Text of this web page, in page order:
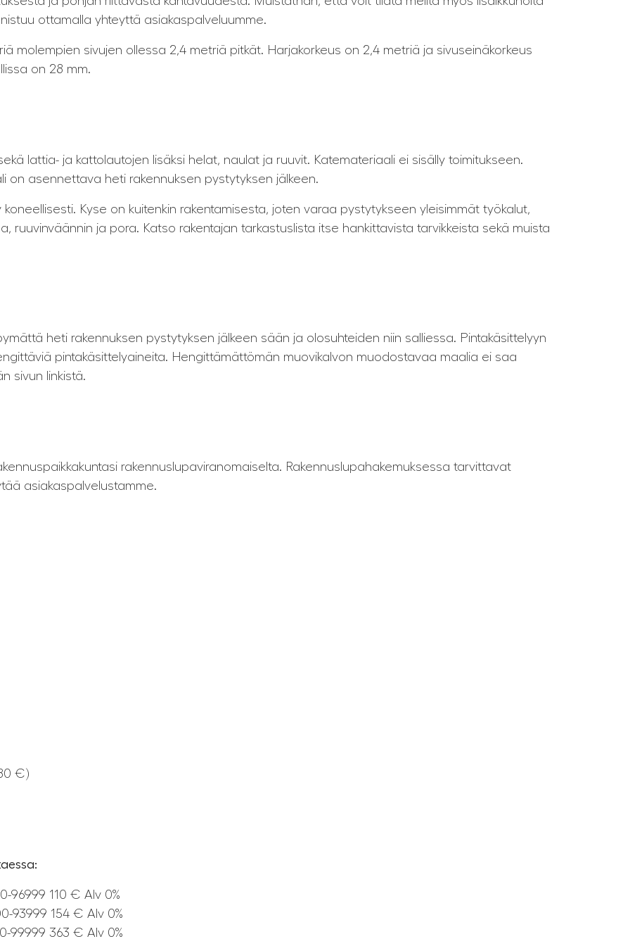
ottamalla yhteyttä asiakaspalveluumme.
molempien sivujen ollessa 2,4 metriä pitkät. Harjakorkeus on 2,4 metriä ja sivuseinäkorkeus
on 28 mm.
lattia- ja kattolautojen lisäksi helat, naulat ja ruuvit. Katemateriaali ei sisälly toimitukseen.
on asennettava heti rakennuksen pystytyksen jälkeen.
Kyse on kuitenkin rakentamisesta, joten varaa pystytykseen yleisimmät työkalut,
ruuvinväännin ja pora. Katso rakentajan tarkastuslista itse hankittavista tarvikkeista sekä muista
heti rakennuksen pystytyksen jälkeen sään ja olosuhteiden niin salliessa. Pintakäsittelyyn
pintakäsittelyaineita. Hengittämättömän muovikalvon muodostavaa maalia ei saa
sivun linkistä.
rakennuslupaviranomaiselta. Rakennuslupahakemuksessa tarvittavat
asiakaspalvelustamme.
€)
96999 110 € Alv 0%
93999 154 € Alv 0%
99999 363 € Alv 0%